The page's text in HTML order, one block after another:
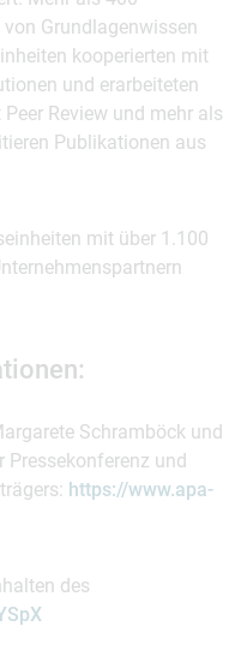
Grundlagenwissen
kooperierten mit
und erarbeiteten
Review und mehr als
Publikationen aus
mit über 1.100
Schramböck und
Pressekonferenz und
https://www.apa-
des